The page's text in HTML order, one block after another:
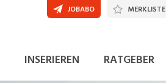
INSERIEREN RATGEBER
JOBABO MERKLISTE